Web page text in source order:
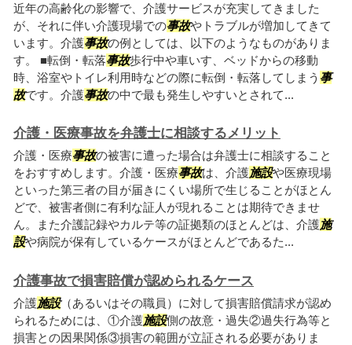
近年の高齢化の影響で、介護サービスが充実してきました
が、それに伴い介護現場での事故やトラブルが増加してきて
います。介護事故の例としては、以下のようなものがありま
す。 ■転倒・転落事故歩行中や車いす、ベッドからの移動
時、浴室やトイレ利用時などの際に転倒・転落してしまう 事
故です。介護事故の中で最も発生しやすいとされて...
介護・医療事故を弁護士に相談するメリット
介護・医療事故の被害に遭った場合は弁護士に相談すること
をおすすめします。介護・医療事故は、介護施設や医療現場
といった第三者の目が届きにくい場所で生じることがほとん
どで、被害者側に有利な証人が現れることは期待できませ
ん。また介護記録やカルテ等の証拠類のほとんどは、介護施
設や病院が保有しているケースがほとんどであるた...
介護事故で損害賠償が認められるケース
介護施設（あるいはその職員）に対して損害賠償請求が認め
られるためには、①介護施設側の故意・過失②過失行為等と
損害との因果関係③損害の範囲が立証される必要がありま